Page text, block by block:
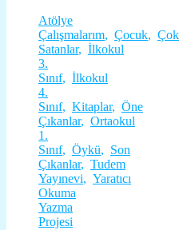
Atölye
Çalışmalarım, Çocuk, Çok
Satanlar, İlkokul
3.
Sınıf, İlkokul
4.
Sınıf, Kitaplar, Öne
Çıkanlar, Ortaokul
1.
Sınıf, Öykü, Son
Çıkanlar, Tudem
Yayınevi, Yaratıcı
Okuma
Yazma
Projesi